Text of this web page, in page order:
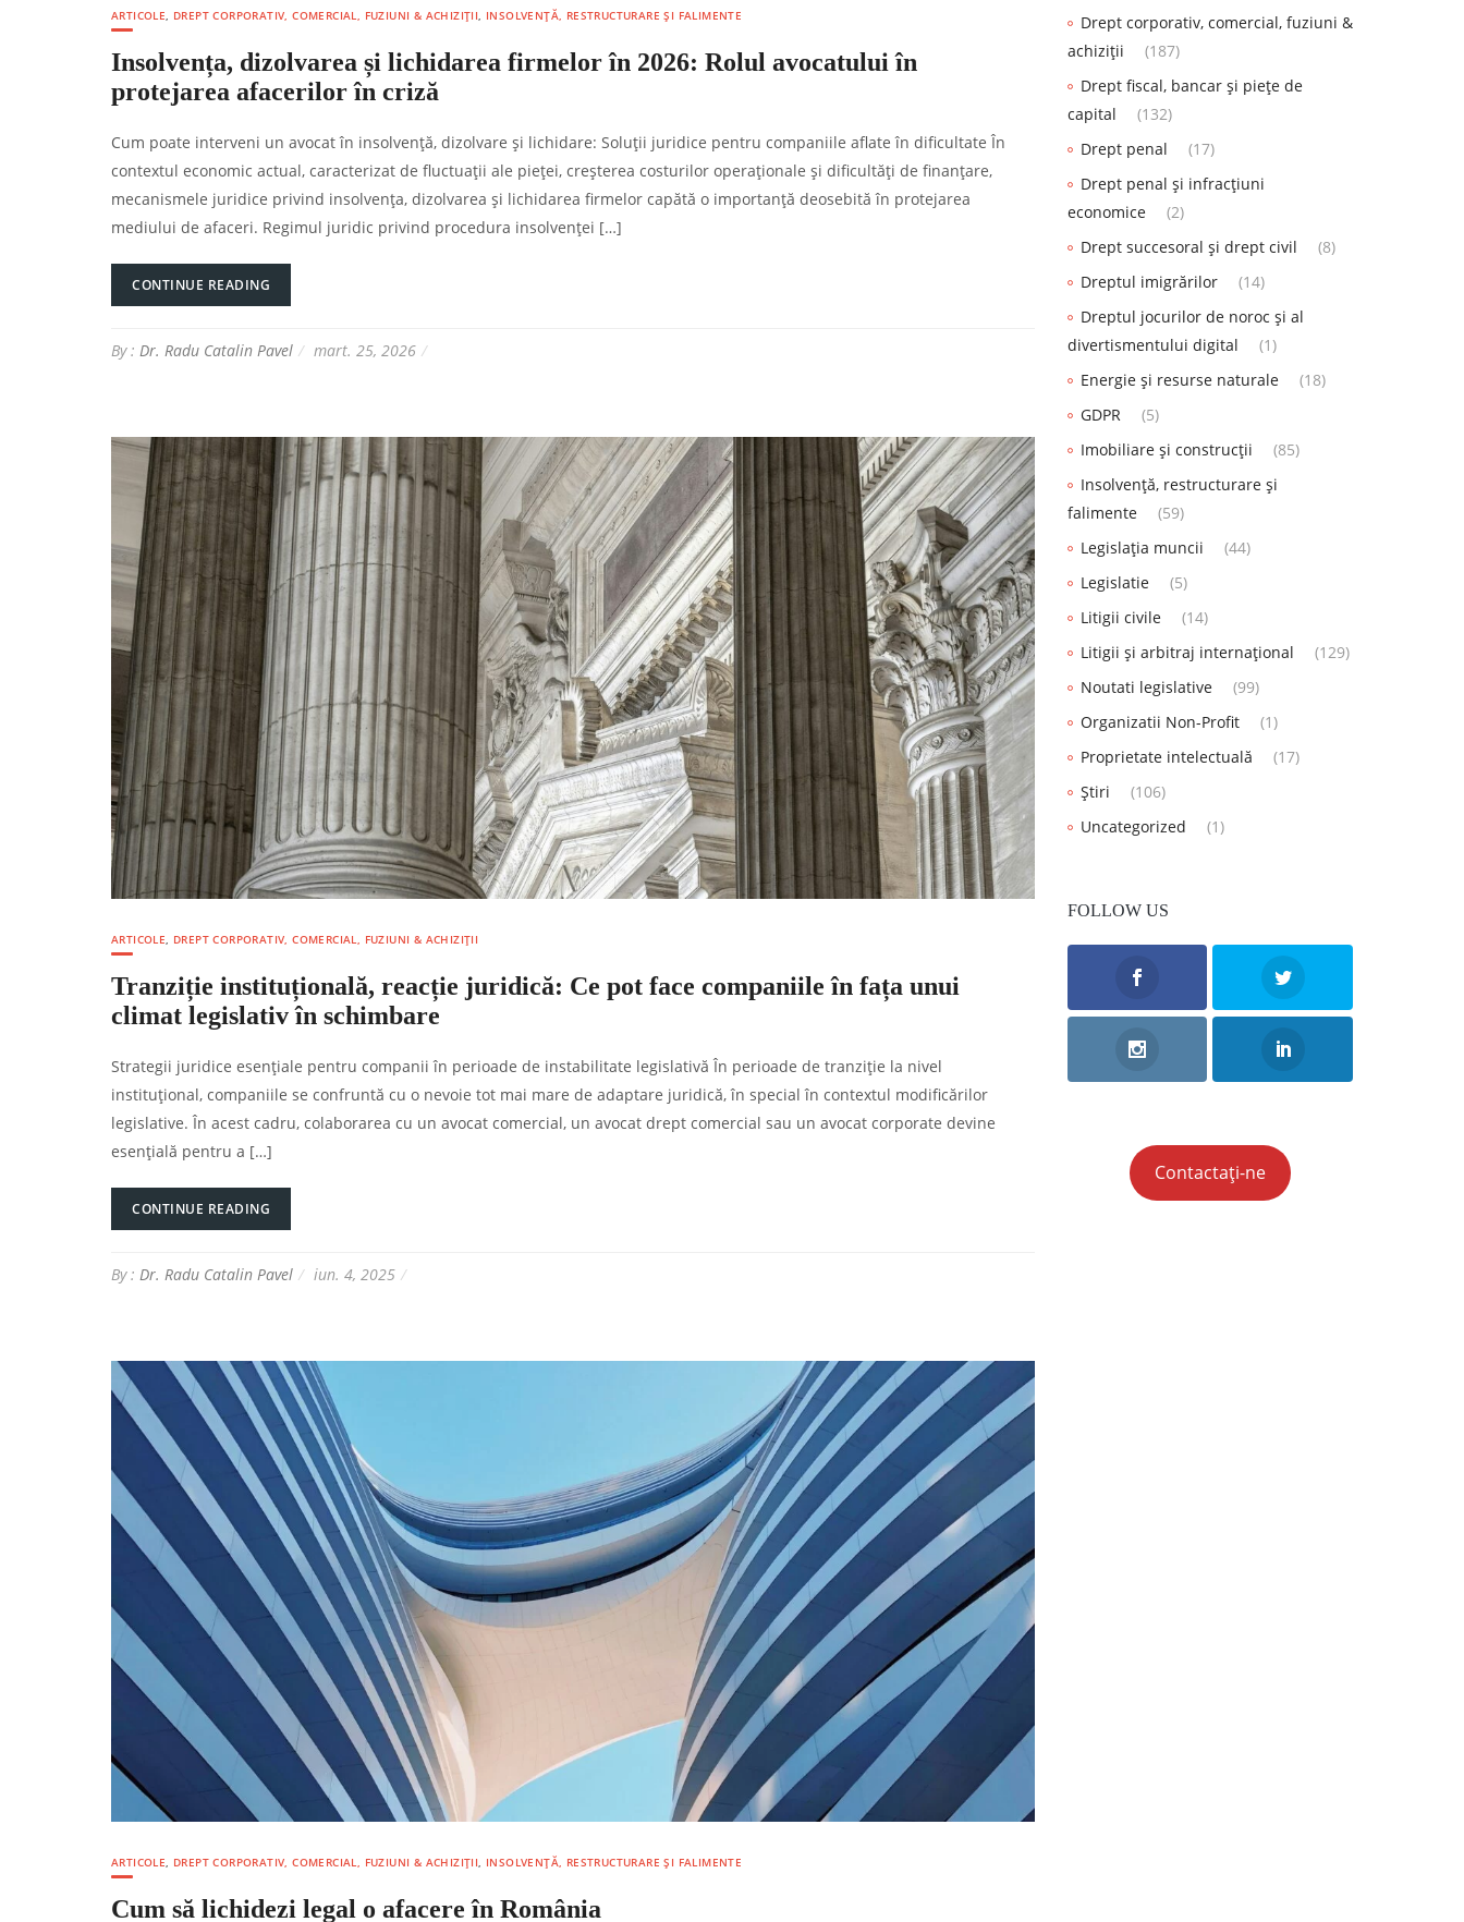
ARTICOLE DREPT CORPORATIV, COMERCIAL, FUZIUNI & ACHIZIȚII INSOLVENȚĂ, RESTRUCTURARE ȘI FALIMENTE
Insolvența, dizolvarea și lichidarea firmelor în 2026: Rolul avocatului în
protejarea afacerilor în criză
Cum poate interveni un avocat în insolvență, dizolvare și lichidare: Soluții juridice pentru companiile aflate în dificultate În
contextul economic actual, caracterizat de fluctuații ale pieței, creșterea costurilor operaționale și dificultăți de finanțare,
mecanismele juridice privind insolvența, dizolvarea și lichidarea firmelor capătă o importanță deosebită în protejarea
mediului de afaceri. Regimul juridic privind procedura insolvenței […]
CONTINUE READING
By : Dr. Radu Catalin Pavel mart. 25, 2026
ARTICOLE DREPT CORPORATIV, COMERCIAL, FUZIUNI & ACHIZIȚII
Tranziție instituțională, reacție juridică: Ce pot face companiile în fața unui
climat legislativ în schimbare
Strategii juridice esențiale pentru companii în perioade de instabilitate legislativă În perioade de tranziție la nivel
instituțional, companiile se confruntă cu o nevoie tot mai mare de adaptare juridică, în special în contextul modificărilor
legislative. În acest cadru, colaborarea cu un avocat comercial, un avocat drept comercial sau un avocat corporate devine
esențială pentru a […]
CONTINUE READING
By : Dr. Radu Catalin Pavel iun. 4, 2025
ARTICOLE, DREPT CORPORATIV, COMERCIAL, FUZIUNI & ACHIZIȚII, INSOLVENȚĂ, RESTRUCTURARE ȘI FALIMENTE
Cum să lichidezi legal o afacere în România
Drept corporativ, comercial, fuziuni &
achiziții
(187)
Drept fiscal, bancar și piețe de
capital
(132)
Drept penal
(17)
Drept penal și infracțiuni
economice
(2)
Drept succesoral și drept civil
(8)
Dreptul imigrărilor
(14)
Dreptul jocurilor de noroc și al
divertismentului digital
(1)
Energie și resurse naturale
(18)
GDPR
(5)
Imobiliare și construcții
(85)
Insolvență, restructurare și
falimente
(59)
Legislația muncii
(44)
Legislatie
(5)
Litigii civile
(14)
Litigii și arbitraj internațional
(129)
Noutati legislative
(99)
Organizatii Non-Profit
(1)
Proprietate intelectuală
(17)
Știri
(106)
Uncategorized
(1)
FOLLOW US
Contactați-ne